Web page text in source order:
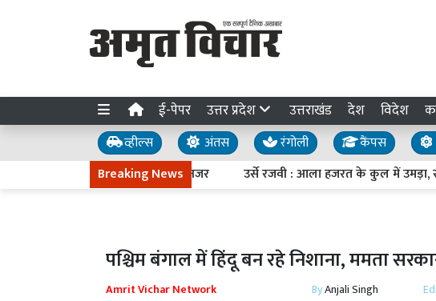
ई-पेपर उत्तर प्रदेश उत्तराखंड देश विदेश
व्हील्स अंतस रंगोली कैंपस
Breaking News
की सख्ती, अब स्कूल बसों पर नजर उर्से रजवी : आला हजरत के कुल में उमड़ा, रजा के
पश्चिम बंगाल में हिंदू बन रहे निशाना, ममता
Amrit Vichar Network ByAnjali Singh